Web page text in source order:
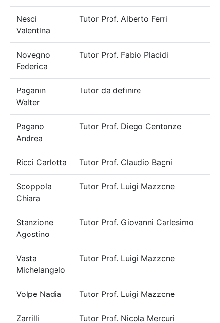
Nesci
Valentina
Tutor Prof. Alberto Ferri
Novegno
Federica
Tutor Prof. Fabio Placidi
Paganin
Walter
Tutor da definire
Pagano
Andrea
Tutor Prof. Diego Centonze
Ricci Carlotta Tutor Prof. Claudio Bagni
Scoppola
Chiara
Tutor Prof. Luigi Mazzone
Stanzione
Agostino
Tutor Prof. Giovanni Carlesimo
Vasta
Michelangelo
Tutor Prof. Luigi Mazzone
Volpe Nadia Tutor Prof. Luigi Mazzone
Zarrilli Tutor Prof. Nicola Mercuri